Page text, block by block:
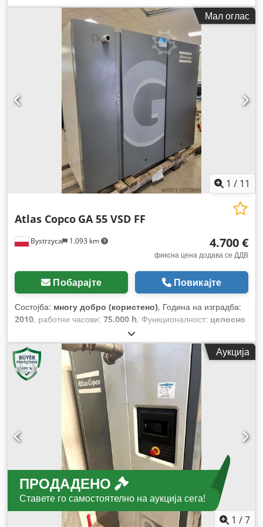
Мал оглас
1 / 11
Bystrzyca 1.093 km
Atlas Copco GA 55 VSD FF
4.700 €
фиксна цена додава се ДДВ
Побарајте Повикајте
Состојба: многу добро (користено), Година на изградба:
2010, работни часови: 75.000 h, Функционалност: целосно
Аукција
ПРОДАДЕНО
Ставете го самостоятелно на аукција сега!
1 /7